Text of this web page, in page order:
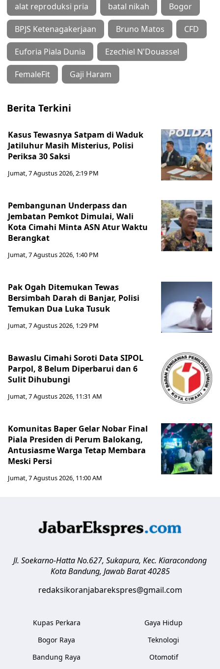
alat reproduksi pria batal nikah Bogor
BPJS Ketenagakerjaan Bruno Matos CFD
Euforia Piala Dunia Ezechiel N'Douassel
FemaleFit Gaji Haram
Berita Terkini
Kasus Tewasnya Satpam di Waduk
Jatiluhur Masih Misterius, Polisi
Periksa 30 Saksi
Jumat, 7 Agustus 2026, 2:19 PM
Pembangunan Underpass dan
Jembatan Pemkot Dimulai, Wali
Kota Cimahi Minta ASN Atur Waktu
Berangkat
Jumat, 7 Agustus 2026, 1:40 PM
Pak Ogah Ditemukan Tewas
Bersimbah Darah di Banjar, Polisi
Temukan Dua Luka Tusuk
Jumat, 7 Agustus 2026, 1:29 PM
Bawaslu Cimahi Soroti Data SIPOL
Parpol, 8 Belum Diperbarui dan 6
Sulit Dihubungi
Jumat, 7 Agustus 2026, 11:31 AM
Komunitas Baper Gelar Nobar Final
Piala Presiden di Perum Balokang,
Antusiasme Warga Tetap Membara
Meski Persi
Jumat, 7 Agustus 2026, 11:00 AM
Jl. Soekarno-Hatta No.627, Sukapura, Kec. Kiaracondong
Kota Bandung, Jawab Barat 40285
redaksikoranjabarekspres@gmail.com
Kupas Perkara
Bogor Raya
Bandung Raya
Gaya Hidup
Teknologi
Otomotif